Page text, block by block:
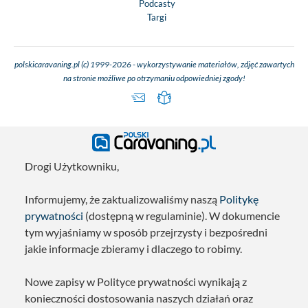
Podcasty
Targi
polskicaravaning.pl (c) 1999-2026 - wykorzystywanie materiałów, zdjęć zawartych
na stronie możliwe po otrzymaniu odpowiedniej zgody!
Drogi Użytkowniku,
Informujemy, że zaktualizowaliśmy naszą Politykę
prywatności (dostępną w regulaminie). W dokumencie
tym wyjaśniamy w sposób przejrzysty i bezpośredni
jakie informacje zbieramy i dlaczego to robimy.
Nowe zapisy w Polityce prywatności wynikają z
konieczności dostosowania naszych działań oraz